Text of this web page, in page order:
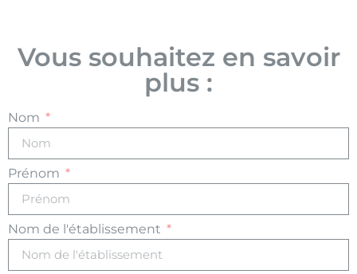
Vous souhaitez en savoir
plus :
Nom
Prénom
Nom de l'établissement